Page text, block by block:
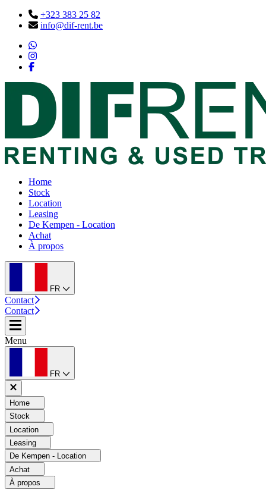
+323 383 25 82
info@dif-rent.be
Home
Stock
Location
Leasing
De Kempen - Location
Achat
À propos
FR
Contact
Contact
Menu
FR
Home
Stock
Location
Leasing
De Kempen - Location
Achat
À propos